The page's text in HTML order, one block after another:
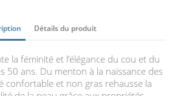
Détails du produit
la féminité et l’élégance du cou et du
50 ans. Du menton à la naissance des
confortable et non gras rehausse la